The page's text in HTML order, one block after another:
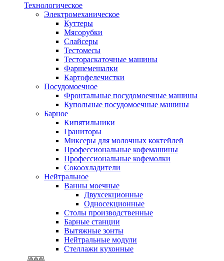
Технологическое
Электромеханическое
Куттеры
Мясорубки
Слайсеры
Тестомесы
Тестораскаточные машины
Фаршемешалки
Картофелечистки
Посудомоечное
Фронтальные посудомоечные машины
Купольные посудомоечные машины
Барное
Кипятильники
Граниторы
Миксеры для молочных коктейлей
Профессиональные кофемашины
Профессиональные кофемолки
Сокоохладители
Нейтральное
Ванны моечные
Двухсекционные
Односекционные
Столы производственные
Барные станции
Вытяжные зонты
Нейтральные модули
Стеллажи кухонные